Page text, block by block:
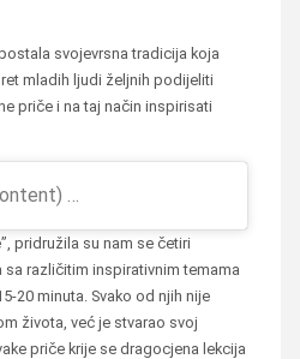
svojevrsna tradicija koja
mladih ljudi željnih podijeliti
priče i na taj način inspirisati
…
pridružila su nam se četiri
sa različitim inspirativnim temama
20 minuta. Svako od njih nije
života, već je stvarao svoj
priče krije se dragocjena lekcija